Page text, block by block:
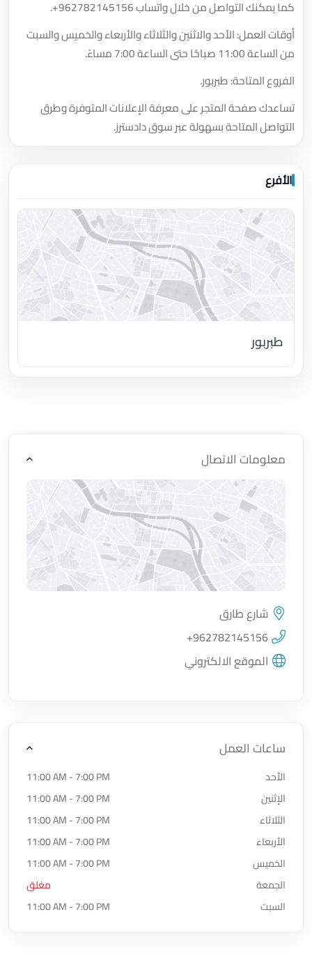
كما يمكنك التواصل من خلال واتساب+962782145156
.
أوقات العمل: الأحد والاثنين والثلاثاء والأربعاء والخميس والسبت
من الساعة 11:00 صباحًا حتى الساعة 7:00 مساءً.
الفروع المتاحة: طبربور.
تساعدك صفحة المتجر على معرفة الإعلانات المتوفرة وطرق
التواصل المتاحة بسهولة عبر سوق دادسترز.
الأفرع
طبربور
معلومات الاتصال
اضغط لتحميل الموقع
شارع طارق
+962782145156
الموقع الالكتروني
ساعات العمل
الأحد
11:00 AM - 7:00 PM
الإثنين
11:00 AM - 7:00 PM
الثلاثاء
11:00 AM - 7:00 PM
الأربعاء
11:00 AM - 7:00 PM
الخميس
11:00 AM - 7:00 PM
الجمعة
مغلق
السبت
11:00 AM - 7:00 PM